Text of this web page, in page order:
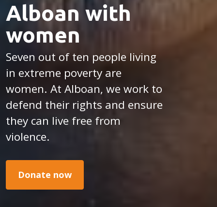
Alboan with
women
Seven out of ten people living
in extreme poverty are
women. At Alboan, we work to
defend their rights and ensure
they can live free from
violence.
Donate now